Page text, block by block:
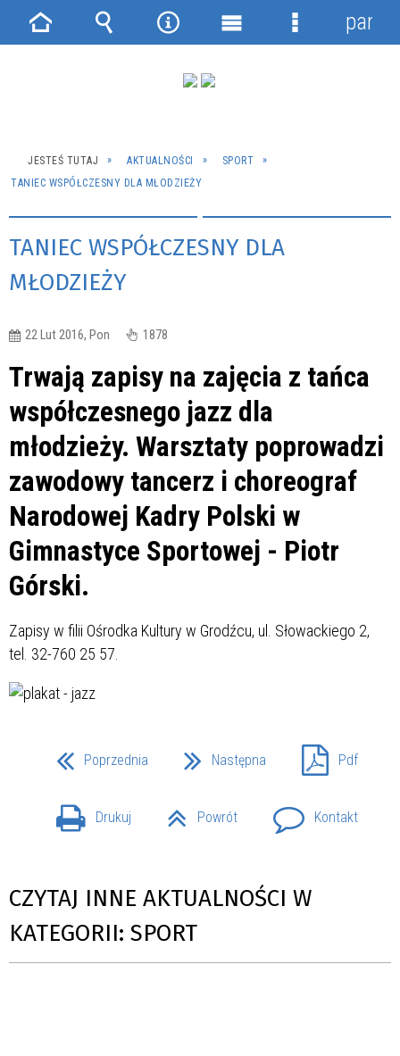
JESTEŚ TUTAJ AKTUALNOŚCI
SPORT
TANIEC WSPÓŁCZESNY DLA MŁODZIEŻY
TANIEC WSPÓŁCZESNY DLA
MŁODZIEŻY
22 Lut 2016, Pon 1878
Trwają zapisy na zajęcia z tańca
współczesnego jazz dla
młodzieży. Warsztaty poprowadzi
zawodowy tancerz i choreograf
Narodowej Kadry Polski w
Gimnastyce Sportowej - Piotr
Górski.
Zapisy w filii Ośrodka Kultury w Grodźcu, ul. Słowackiego 2,
tel. 32-760 25 57.
Poprzednia Następna Pdf
Drukuj Powrót Kontakt
CZYTAJ INNE AKTUALNOŚCI W
KATEGORII: SPORT
Strona Wyszukiwarka
NarzędziaMenu
Menu
panel